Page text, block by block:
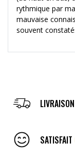
rythmique par
mauvaise
souvent
SATISFAIT